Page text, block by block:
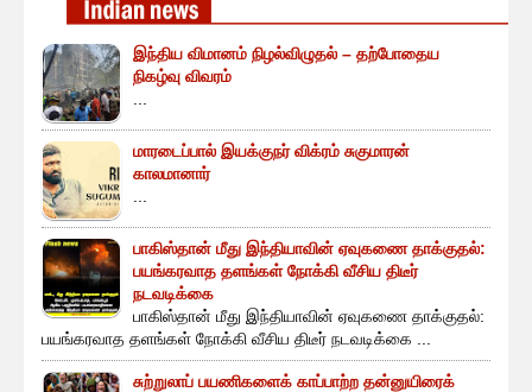
இந்திய விமானம் நிழல்விழுதல் – தற்போதைய
நிகழ்வு விவரம்
மாரடைப்பால் இயக்குநர் விக்ரம் சுகுமாரன்
காலமானார்
பாகிஸ்தான் மீது இந்தியாவின் ஏவுகணை தாக்குதல்:
பயங்கரவாத தளங்கள் நோக்கி வீசிய திடீர்
நடவடிக்கை
பாகிஸ்தான் மீது இந்தியாவின் ஏவுகணை தாக்குதல்:
பயங்கரவாத தளங்கள் நோக்கி வீசிய திடீர் நடவடிக்கை ...
சுற்றுலாப் பயணிகளைக் காப்பாற்ற தன்னுயிரைக்